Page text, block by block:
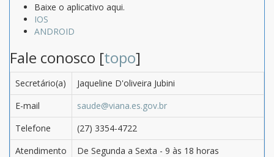
Baixe o aplicativo aqui.
IOS
ANDROID
Fale conosco [topo]
Secretário(a)
Jaqueline D'oliveira Jubini
E-mail
saude@viana.es.gov.br
Telefone
(27) 3354-4722
Atendimento
De Segunda a Sexta - 9 às 18 horas